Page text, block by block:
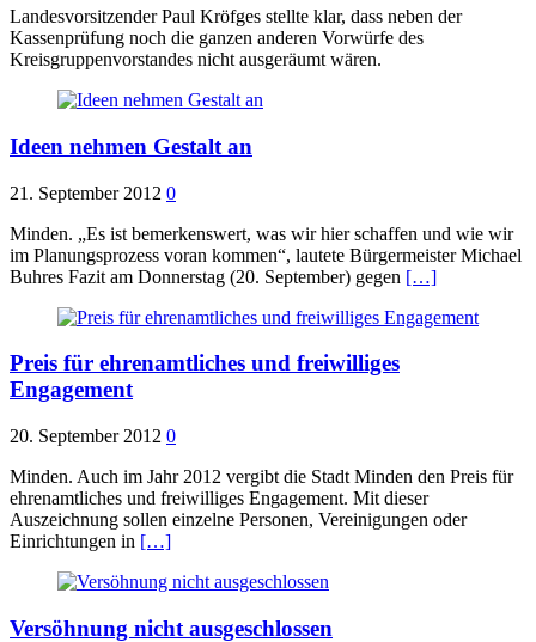
Landesvorsitzender Paul Kröfges stellte klar, dass neben der
Kassenprüfung noch die ganzen anderen Vorwürfe des
Kreisgruppenvorstandes nicht ausgeräumt wären.
Ideen nehmen Gestalt an
21. September 2012 0
Minden. „Es ist bemerkenswert, was wir hier schaffen und wie wir
im Planungsprozess voran kommen“, lautete Bürgermeister Michael
Buhres Fazit am Donnerstag (20. September) gegen […]
Preis für ehrenamtliches und freiwilliges
Engagement
20. September 2012 0
Minden. Auch im Jahr 2012 vergibt die Stadt Minden den Preis für
ehrenamtliches und freiwilliges Engagement. Mit dieser
Auszeichnung sollen einzelne Personen, Vereinigungen oder
Einrichtungen in […]
Versöhnung nicht ausgeschlossen